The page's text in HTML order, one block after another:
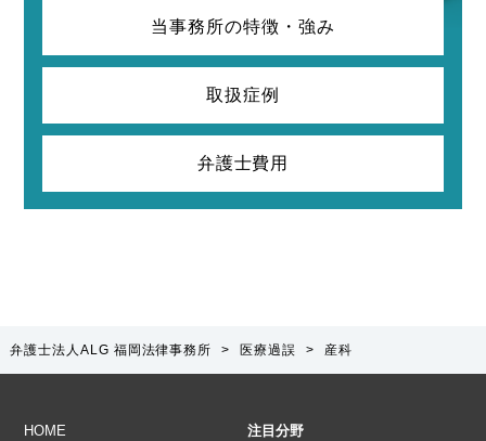
当事務所の特徴・強み
取扱症例
弁護士費用
弁護士法人ALG 福岡法律事務所 > 医療過誤 > 産科
HOME
注目分野